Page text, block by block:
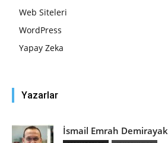
Web Siteleri
WordPress
Yapay Zeka
Yazarlar
İsmail Emrah Demirayak